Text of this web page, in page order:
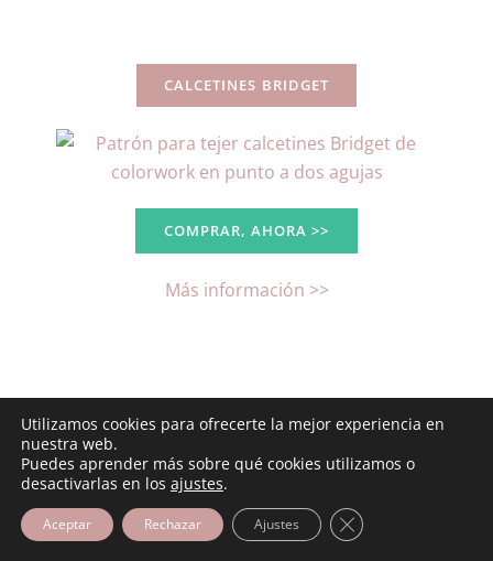
CALCETINES BRIDGET
COMPRAR, AHORA >>
Más información >>
CHAL AMANECER
Utilizamos cookies para ofrecerte la mejor experiencia en
nuestra web.
Puedes aprender más sobre qué cookies utilizamos o
desactivarlas en los ajustes.
Aceptar Rechazar Ajustes Cerrar el banner de